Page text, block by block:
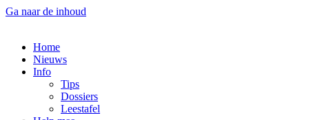
Ga naar de inhoud
Home
Nieuws
Info
Tips
Dossiers
Leestafel